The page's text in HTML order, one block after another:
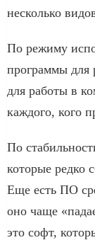
несколько
По режиму
программы для
для работы в
каждого, кого
По
которые редко
Еще есть ПО
оно чаще
это софт,